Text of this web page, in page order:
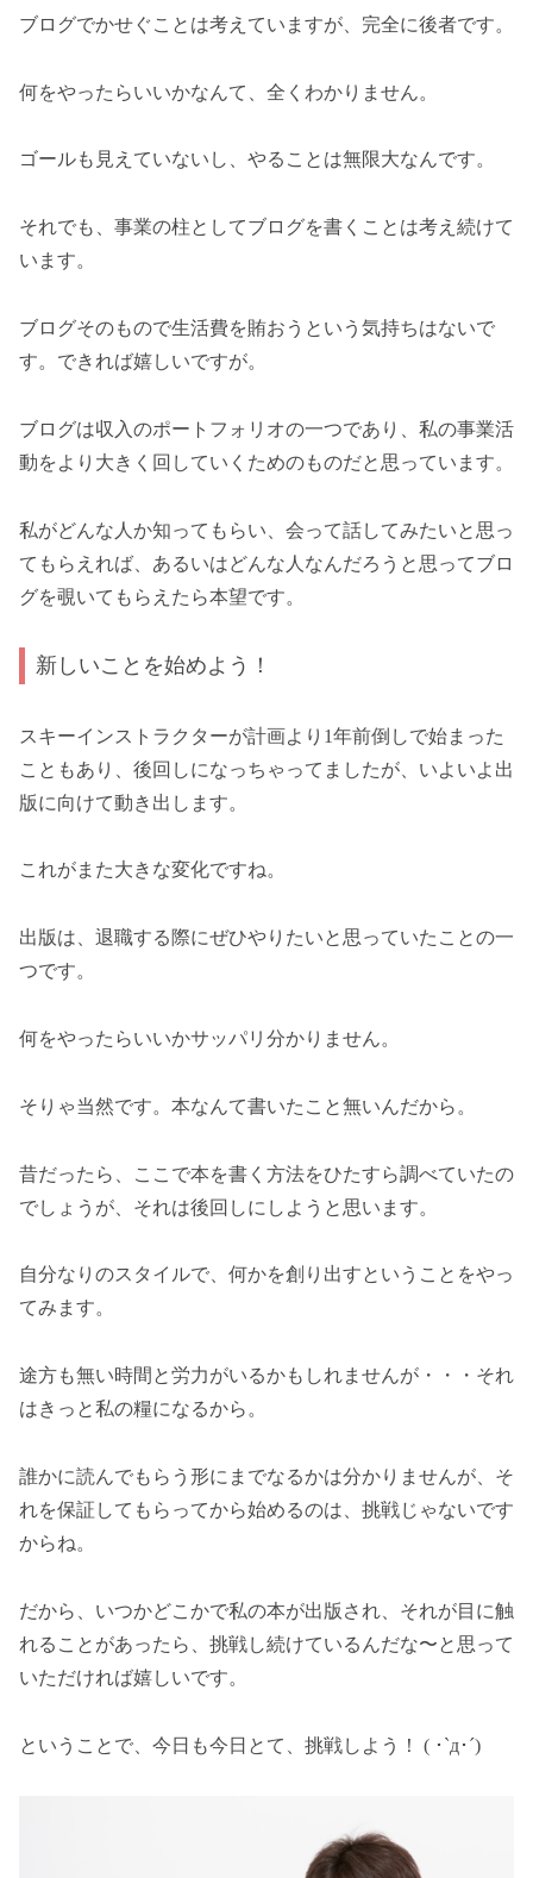
ブログでかせぐことは考えていますが、完全に後者です。
何をやったらいいかなんて、全くわかりません。
ゴールも見えていないし、やることは無限大なんです。
それでも、事業の柱としてブログを書くことは考え続けて
います。
ブログそのもので生活費を賄おうという気持ちはないで
す。できれば嬉しいですが。
ブログは収入のポートフォリオの一つであり、私の事業活
動をより大きく回していくためのものだと思っています。
私がどんな人か知ってもらい、会って話してみたいと思っ
てもらえれば、あるいはどんな人なんだろうと思ってブロ
グを覗いてもらえたら本望です。
新しいことを始めよう！
スキーインストラクターが計画より1年前倒しで始まった
こともあり、後回しになっちゃってましたが、いよいよ出
版に向けて動き出します。
これがまた大きな変化ですね。
出版は、退職する際にぜひやりたいと思っていたことの一
つです。
何をやったらいいかサッパリ分かりません。
そりゃ当然です。本なんて書いたこと無いんだから。
昔だったら、ここで本を書く方法をひたすら調べていたの
でしょうが、それは後回しにしようと思います。
自分なりのスタイルで、何かを創り出すということをやっ
てみます。
途方も無い時間と労力がいるかもしれませんが・・・それ
はきっと私の糧になるから。
誰かに読んでもらう形にまでなるかは分かりませんが、そ
れを保証してもらってから始めるのは、挑戦じゃないです
からね。
だから、いつかどこかで私の本が出版され、それが目に触
れることがあったら、挑戦し続けているんだな〜と思って
いただければ嬉しいです。
ということで、今日も今日とて、挑戦しよう！ ( ･`д･´)